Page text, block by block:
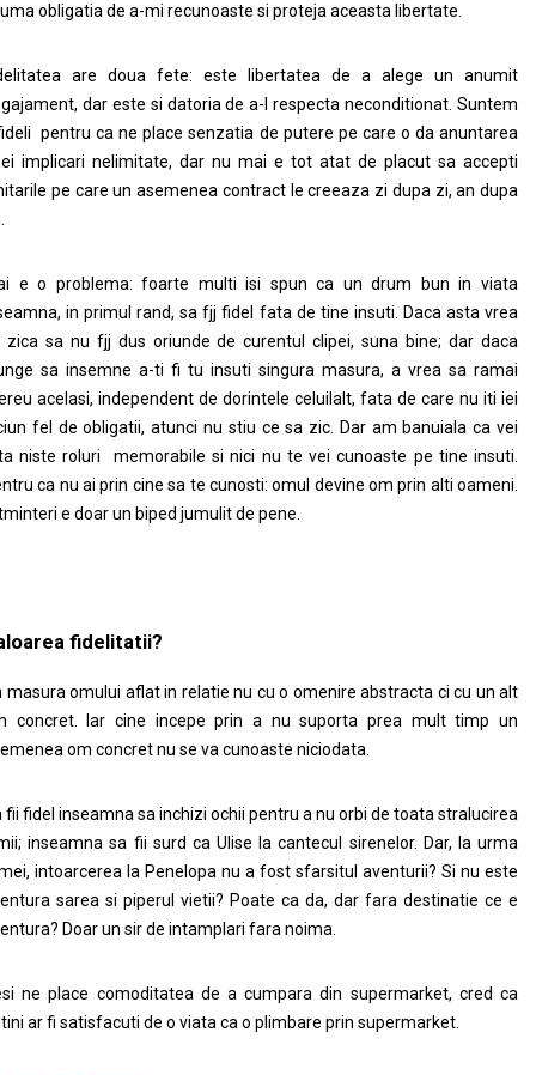
obligatia de a-mi recunoaste si proteja aceasta libertate.
are doua fete: este libertatea de a alege un anumit
dar este si datoria de a-I respecta neconditionat. Suntem
pentru ca ne place senzatia de putere pe care o da anuntarea
implicari nelimitate, dar nu mai e tot atat de placut sa accepti
pe care un asemenea contract Ie creeaza zi dupa zi, an dupa
e o problema: foarte multi isi spun ca un drum bun in viata
in primul rand, sa fjj fidel fata de tine insuti. Daca asta vrea
zica sa nu fjj dus oriunde de curentul clipei, suna bine; dar daca
sa insemne a-ti fi tu insuti singura masura, a vrea sa ramai
acelasi, independent de dorintele celuilalt, fata de care nu iti iei
fel de obligatii, atunci nu stiu ce sa zic. Dar am banuiala ca vei
niste roluri memorabile si nici nu te vei cunoaste pe tine insuti.
ca nu ai prin cine sa te cunosti: omul devine om prin alti oameni.
e doar un biped jumulit de pene.
fidelitatii?
masura omului aflat in relatie nu cu o omenire abstracta ci cu un alt
concret. lar cine incepe prin a nu suporta prea mult timp un
om concret nu se va cunoaste niciodata.
fii fidel inseamna sa inchizi ochii pentru a nu orbi de toata stralucirea
inseamna sa fii surd ca Ulise la cantecul sirenelor. Dar, la urma
intoarcerea la Penelopa nu a fost sfarsitul aventurii? Si nu este
sarea si piperul vietii? Poate ca da, dar fara destinatie ce e
Doar un sir de intamplari fara noima.
ne place comoditatea de a cumpara din supermarket, cred ca
ar fi satisfacuti de o viata ca o plimbare prin supermarket.